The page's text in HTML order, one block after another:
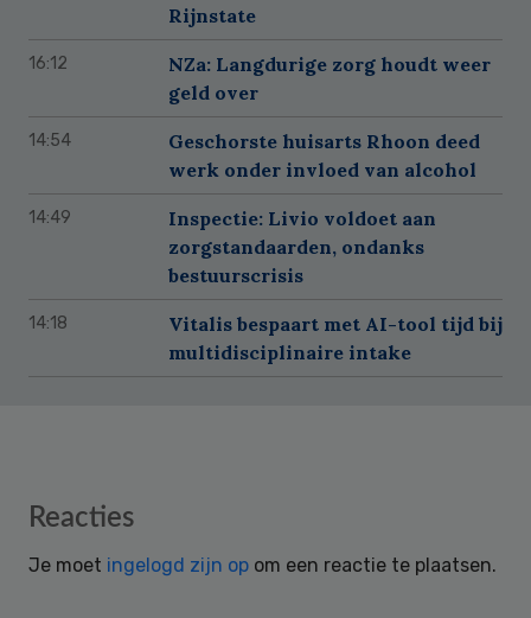
Rijnstate
16:12
NZa: Langdurige zorg houdt weer
geld over
14:54
Geschorste huisarts Rhoon deed
werk onder invloed van alcohol
14:49
Inspectie: Livio voldoet aan
zorgstandaarden, ondanks
bestuurscrisis
14:18
Vitalis bespaart met AI-tool tijd bij
multidisciplinaire intake
Reader
Reacties
Je moet ingelogd zijn op om een reactie te plaatsen.